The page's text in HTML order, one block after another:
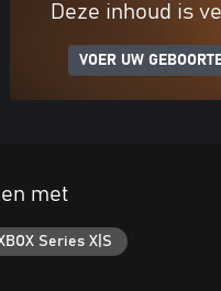
Deze inhoud is
VOER UW
met
Series X|S